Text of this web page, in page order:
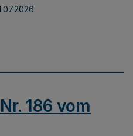
186 vom